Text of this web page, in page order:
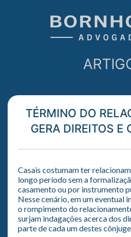
TÉRMINO DO
GERA DIREITOS E
Casais costumam ter
longo período sem a
casamento ou por instrumento
Nesse cenário, em um eventual
o rompimento do
surjam indagações acerca dos
parte de cada um destes